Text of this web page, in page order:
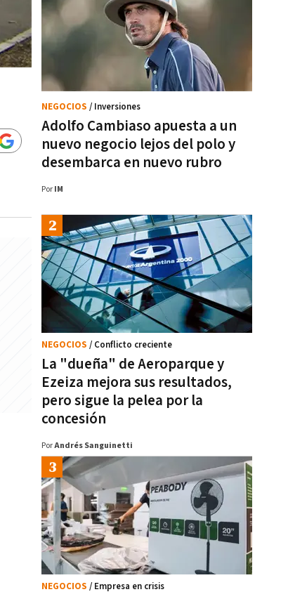
Adolfo Cambiaso apuesta a un
nuevo negocio lejos del polo y
desembarca en nuevo rubro
NEGOCIOS / Inversiones
Por IM
La "dueña" de Aeroparque y
Ezeiza mejora sus resultados,
pero sigue la pelea por la
concesión
NEGOCIOS / Conflicto creciente
PorAndrés Sanguinetti
NEGOCIOS / Empresa en crisis